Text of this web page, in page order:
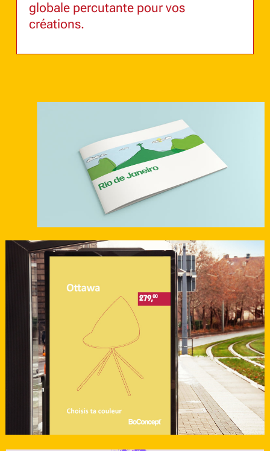
globale percutante pour vos
créations.